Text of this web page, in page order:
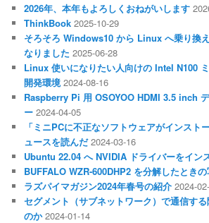
2026年、本年もよろしくおねがいします
ThinkBook 2025-10-29
そろそろ Windows10 から Linux へ乗り換
なりました 2025-06-28
Linux 使いになりたい人向けの Intel N100
開発環境 2024-08-16
Raspberry Pi 用 OSOYOO HDMI 3.5 inch
ー 2024-04-05
「ミニPCに不正なソフトウェアがインスト
ュースを読んだ 2024-03-16
Ubuntu 22.04 へ NVIDIA ドライバーをイン
BUFFALO WZR-600DHP2 を分解したとき
ラズパイマガジン2024年春号の紹介 2024-
セグメント（サブネットワーク）で通信す
のか 2024-01-14